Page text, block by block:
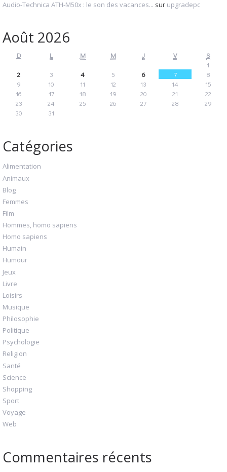
Audio‑Technica ATH‑M50x : le son des vacances... sur upgradepc
Août 2026
D L M M J V
S
1
2
3 4 5 6 7
8
9
10 11 12 13 14
15
16
17 18 19 20 21
22
23
24 25 26 27 28
29
30
31
Catégories
Alimentation
Animaux
Blog
Femmes
Film
Hommes, homo sapiens
Homo sapiens
Humain
Humour
Jeux
Livre
Loisirs
Musique
Philosophie
Politique
Psychologie
Religion
Santé
Science
Shopping
Sport
Voyage
Web
Commentaires récents